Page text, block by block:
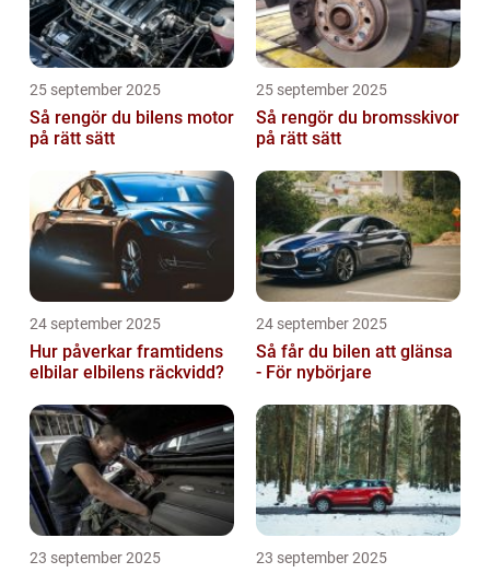
25 september 2025
Så rengör du bilens motor
på rätt sätt
25 september 2025
Så rengör du bromsskivor
på rätt sätt
24 september 2025
Hur påverkar framtidens
elbilar elbilens räckvidd?
24 september 2025
Så får du bilen att glänsa
- För nybörjare
23 september 2025 23 september 2025